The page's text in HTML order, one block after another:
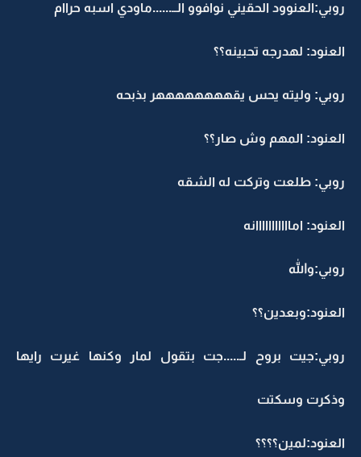
روبي:العنوود الحقيني نوافوو الــ......ماودي اسبه حراام
العنود: لهدرجه تحبينه؟؟
روبي: وليته يحس يقههههههههر بذبحه
العنود: المهم وش صار؟؟
روبي: طلعت وتركت له الشقه
العنود: امااااااااااانه
روبي:والله
العنود:وبعدين؟؟
روبي:جيت بروح لـ.....جت بتقول لمار وكنها غيرت رايها
وذكرت وسكتت
العنود:لمين؟؟؟؟